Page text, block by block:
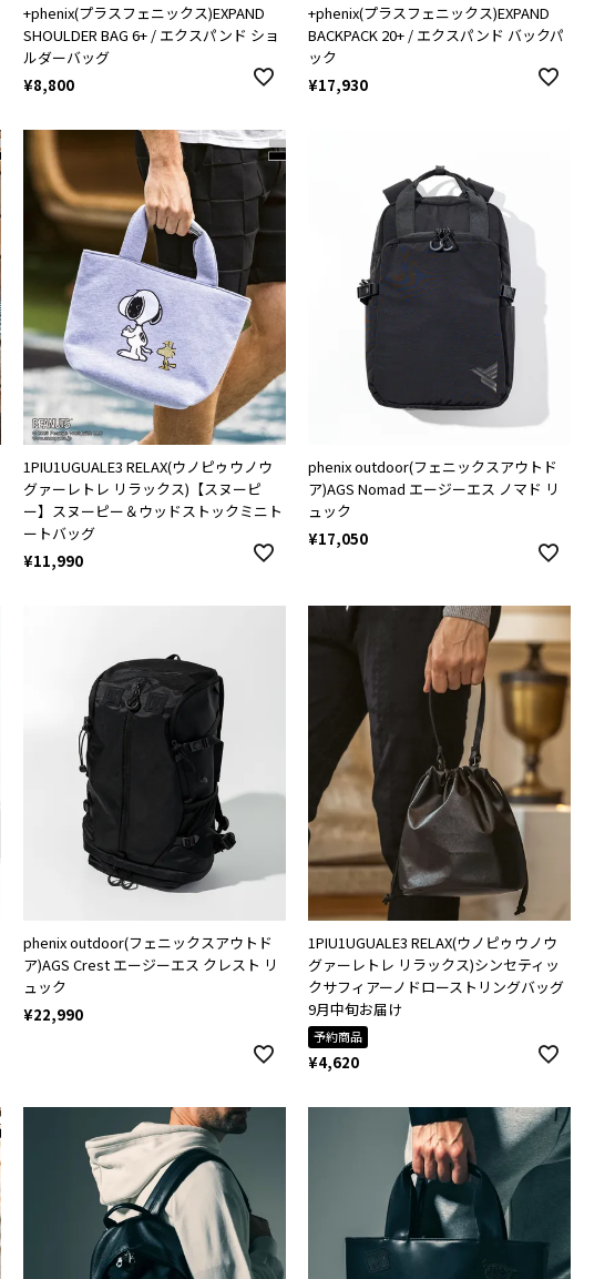
+phenix(プラスフェニックス)EXPAND
SHOULDER BAG 6+ / エクスパンド ショ
ルダーバッグ
¥8,800
+phenix(プラスフェニックス)EXPAND
BACKPACK 20+ / エクスパンド バックパ
ック
¥17,930
1PIU1UGUALE3 RELAX(ウノピゥウノウ
グァーレトレ リラックス)【スヌーピ
ー】スヌーピー＆ウッドストックミニト
ートバッグ
¥11,990
phenix outdoor(フェニックスアウトド
ア)AGS Nomad エージーエス ノマド リ
ュック
¥17,050
phenix outdoor(フェニックスアウトド
ア)AGS Crest エージーエス クレスト リ
ュック
¥22,990
1PIU1UGUALE3 RELAX(ウノピゥウノウ
グァーレトレ リラックス)シンセティッ
クサフィアーノドローストリングバッグ
9月中旬お届け
予約商品
¥4,620